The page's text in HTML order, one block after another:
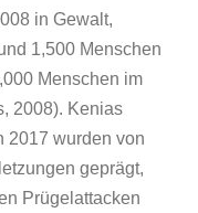
in Gewalt,
1,500 Menschen
Menschen im
2008). Kenias
2017 wurden von
geprägt,
Prügelattacken